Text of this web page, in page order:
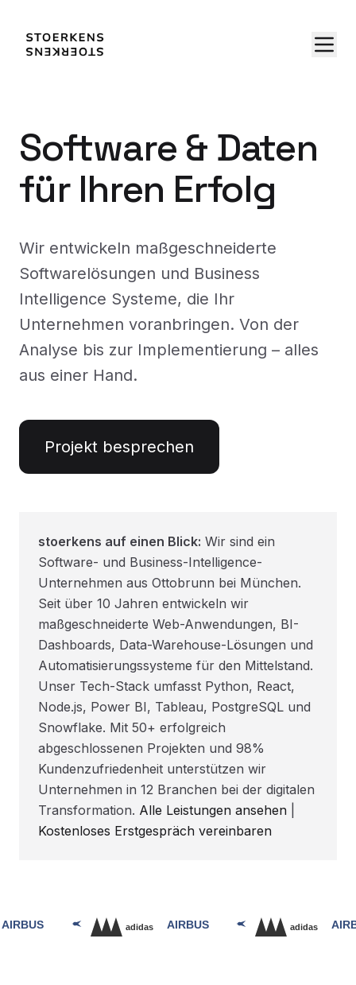
Software & Daten
für Ihren Erfolg
Wir entwickeln maßgeschneiderte
Softwarelösungen und Business
Intelligence Systeme, die Ihr
Unternehmen voranbringen. Von der
Analyse bis zur Implementierung – alles
aus einer Hand.
Projekt besprechen
stoerkens auf einen Blick: Wir sind ein
Software- und Business-Intelligence-
Unternehmen aus Ottobrunn bei München.
Seit über 10 Jahren entwickeln wir
maßgeschneiderte Web-Anwendungen, BI-
Dashboards, Data-Warehouse-Lösungen und
Automatisierungssysteme für den Mittelstand.
Unser Tech-Stack umfasst Python, React,
Node.js, Power BI, Tableau, PostgreSQL und
Snowflake. Mit 50+ erfolgreich
abgeschlossenen Projekten und 98%
Kundenzufriedenheit unterstützen wir
Unternehmen in 12 Branchen bei der digitalen
Transformation. Alle Leistungen ansehen
Kostenloses Erstgespräch vereinbaren